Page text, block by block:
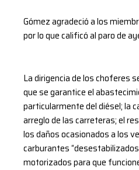
Gómez agradeció a los
por lo que calificó al paro de
La dirigencia de los choferes
que se garantice el
particularmente del diésel; la
arreglo de las carreteras; el
los daños ocasionados a los
carburantes
motorizados para que